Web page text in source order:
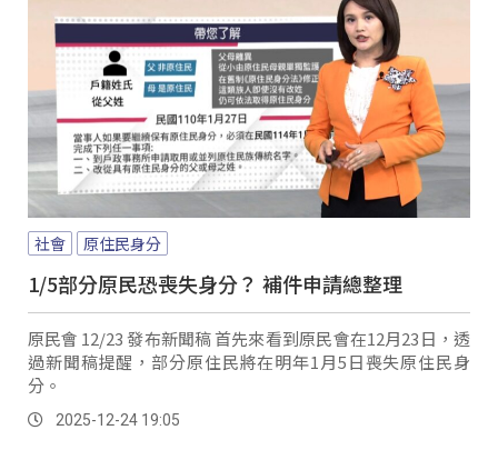
社會 原住民身分
1/5部分原民恐喪失身分？ 補件申請總整理
原民會 12/23 發布新聞稿 首先來看到原民會在12月23日，透
過新聞稿提醒，部分原住民將在明年1月5日喪失原住民身
分。
2025-12-24 19:05